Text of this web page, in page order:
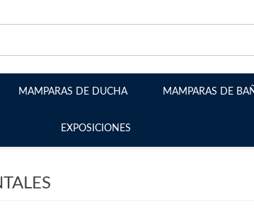
MAMPARAS DE DUCHA
Mamparas Plegables
MAMPARAS DE
EXPOSICIONES